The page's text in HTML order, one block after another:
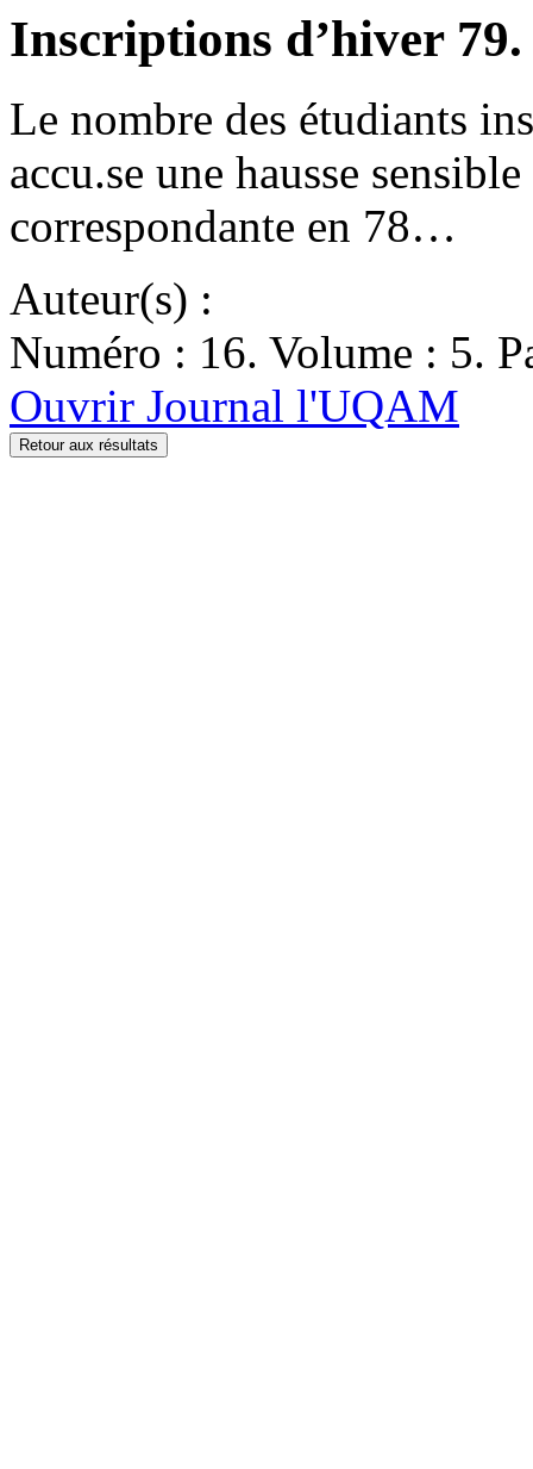
Inscriptions d’hiver
Le nombre des étudiants
accu.se une hausse
correspondante en 78…
Auteur(s) :
Numéro : 16. Volume : 5.
Ouvrir Journal l'UQAM
Retour aux résultats